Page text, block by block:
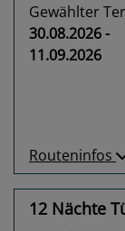
Gewählter
30.08.2026 -
11.09.2026
Routeninfos
12 Nächte